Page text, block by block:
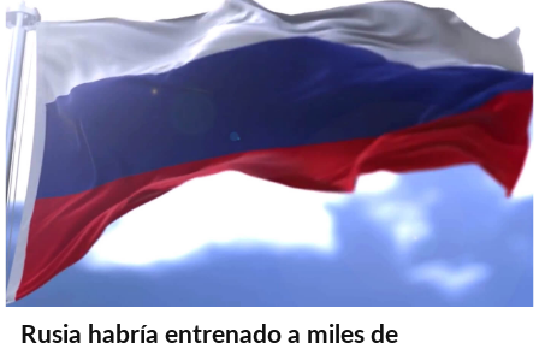
Rusia habría entrenado a miles de